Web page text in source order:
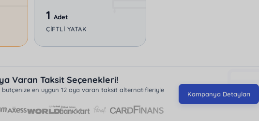
1Adet
ÇIFTLI YATAK
Varan Taksit Seçenekleri!
bütçenize en uygun 12 aya varan taksit alternatifleriyle
Kampanya Detayları